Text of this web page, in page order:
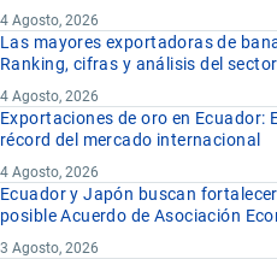
4 Agosto, 2026
Las mayores exportadoras de
Ranking, cifras y análisis del
4 Agosto, 2026
Exportaciones de oro en Ecuador:
récord del mercado internacional
4 Agosto, 2026
Ecuador y Japón buscan
posible Acuerdo de Asociación
3 Agosto, 2026